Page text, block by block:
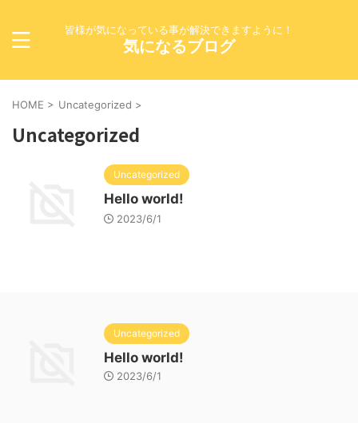
皆様が気になっている事が解決できますように！
気になるブログ
HOME > Uncategorized >
Uncategorized
Uncategorized
Hello world!
2023/6/1
Uncategorized
Hello world!
2023/6/1